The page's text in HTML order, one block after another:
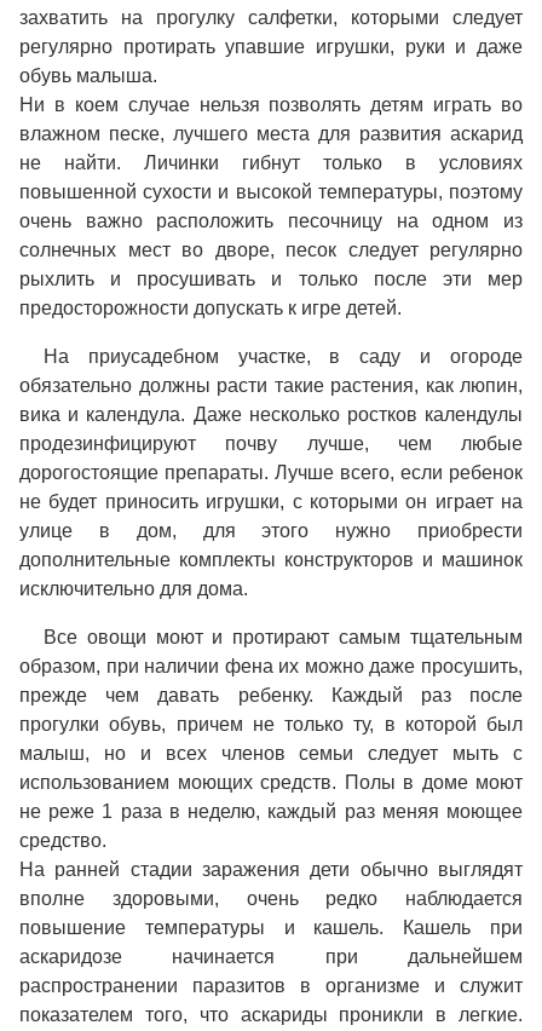
захватить на прогулку салфетки, которыми следует
регулярно протирать упавшие игрушки, руки и даже
обувь малыша.
Ни в коем случае нельзя позволять детям играть во
влажном песке, лучшего места для развития аскарид
не найти. Личинки гибнут только в условиях
повышенной сухости и высокой температуры, поэтому
очень важно расположить песочницу на одном из
солнечных мест во дворе, песок следует регулярно
рыхлить и просушивать и только после эти мер
предосторожности допускать к игре детей.
На приусадебном участке, в саду и огороде
обязательно должны расти такие растения, как люпин,
вика и календула. Даже несколько ростков календулы
продезинфицируют почву лучше, чем любые
дорогостоящие препараты. Лучше всего, если ребенок
не будет приносить игрушки, с которыми он играет на
улице в дом, для этого нужно приобрести
дополнительные комплекты конструкторов и машинок
исключительно для дома.
Все овощи моют и протирают самым тщательным
образом, при наличии фена их можно даже просушить,
прежде чем давать ребенку. Каждый раз после
прогулки обувь, причем не только ту, в которой был
малыш, но и всех членов семьи следует мыть с
использованием моющих средств. Полы в доме моют
не реже 1 раза в неделю, каждый раз меняя моющее
средство.
На ранней стадии заражения дети обычно выглядят
вполне здоровыми, очень редко наблюдается
повышение температуры и кашель. Кашель при
аскаридозе начинается при дальнейшем
распространении паразитов в организме и служит
показателем того, что аскариды проникли в легкие.